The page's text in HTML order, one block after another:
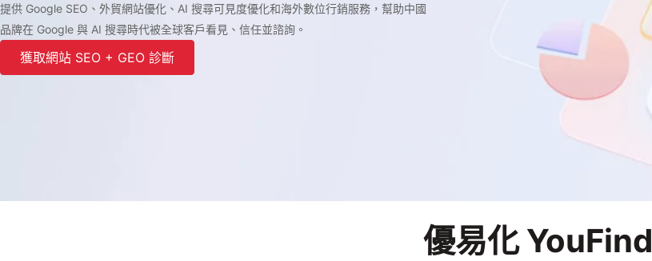
提供 Google SEO、外貿網站優化、AI 搜尋可見度優化和海外數位行銷服務，幫助中國
品牌在 Google 與 AI 搜尋時代被全球客戶看見、信任並諮詢。
獲取網站 SEO + GEO 診斷
優易化 YouFind